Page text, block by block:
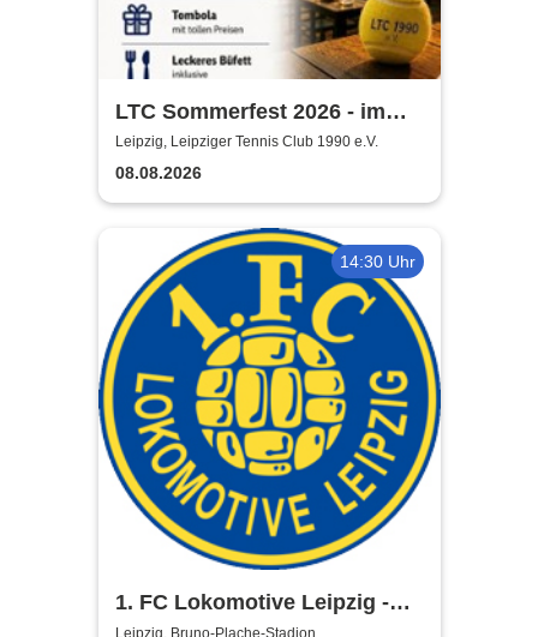
LTC Sommerfest 2026 - im
Rahmen der Leipzig Open
Leipzig, Leipziger Tennis Club 1990 e.V.
08.08.2026
14:30 Uhr
1. FC Lokomotive Leipzig -
Leipzig, Bruno-Plache-Stadion